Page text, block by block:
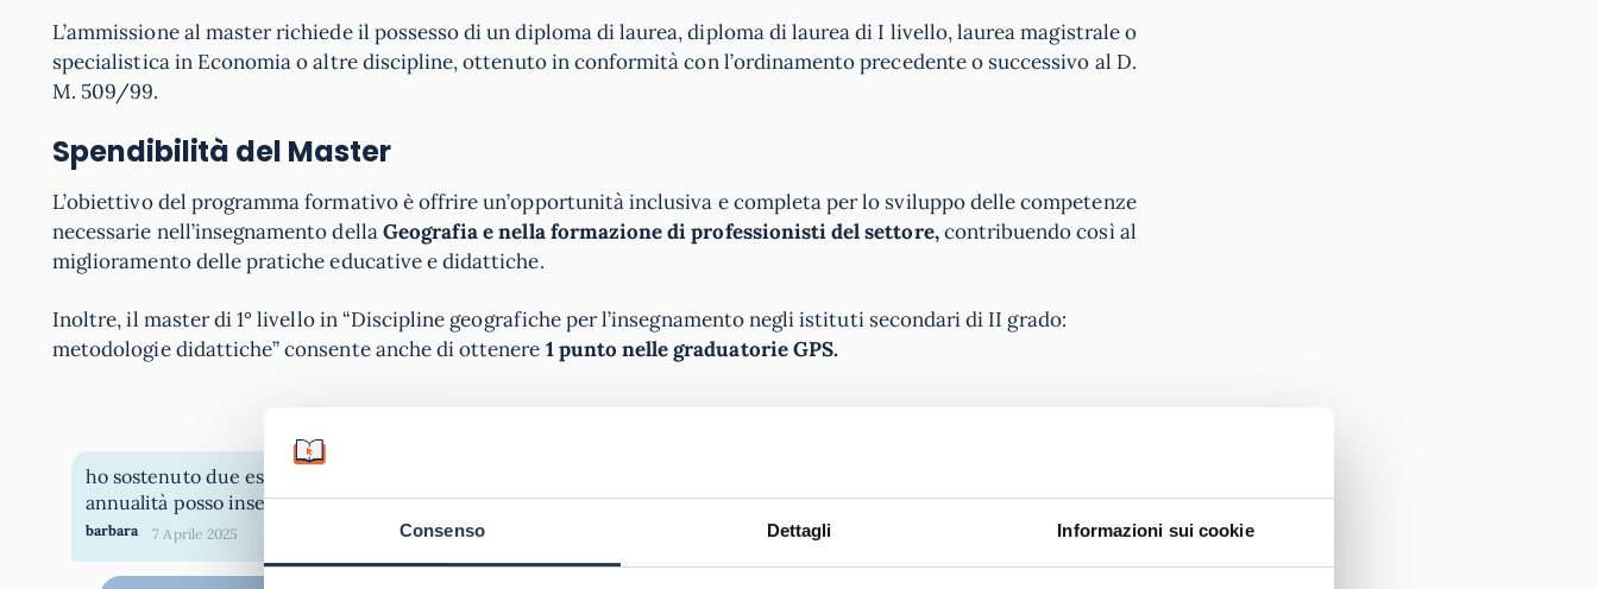
Consenso Dettagli Informazioni sui cookie
L’ammissione al master richiede il possesso di un diploma di laurea, diploma di laurea di I livello, laurea magistrale o
specialistica in Economia o altre discipline, ottenuto in conformità con l’ordinamento precedente o successivo al D.
M. 509/99.
Spendibilità del Master
L’obiettivo del programma formativo è offrire un’opportunità inclusiva e completa per lo sviluppo delle competenze
necessarie nell’insegnamento dellaGeografia e nella formazione di professionisti del settore,contribuendo così al
miglioramento delle pratiche educative e didattiche.
Inoltre, il master di 1° livello in “Discipline geografiche per l’insegnamento negli istituti secondari di II grado:
metodologie didattiche” consente anche di ottenere 1 punto nelle graduatorie GPS.
ho sostenuto due esami di geografia economica nella laurea economia e commercio v.o. precisamente nel 1999, due
annualità posso insegnare sulla classe a21
barbara 7 Aprile 2025 Rispondi